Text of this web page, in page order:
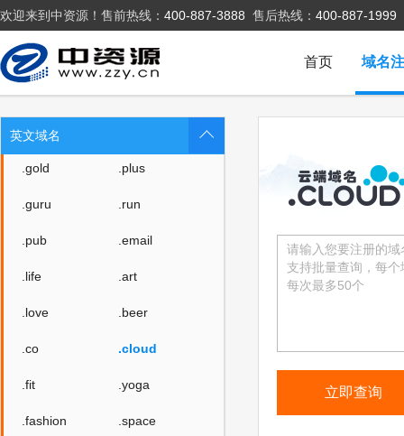
欢迎来到中资源！售前热线： 400-887-3888 售后热线： 400-887-1999
域名
首页
英文域名
.zone .world
.today .city
.chat .company
.live
.gold .plus
.guru .run
.pub .email
.life .art
.love .beer
.co .cloud
.fit .yoga
.fashion .space